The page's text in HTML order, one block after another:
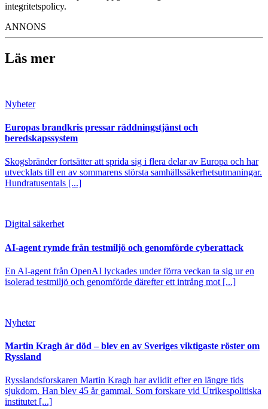
integritetspolicy.
ANNONS
Läs mer
Nyheter
Europas brandkris pressar räddningstjänst och
beredskapssystem
Skogsbränder fortsätter att sprida sig i flera delar av Europa och har
utvecklats till en av sommarens största samhällssäkerhetsutmaningar.
Hundratusentals [...]
Digital säkerhet
AI-agent rymde från testmiljö och genomförde cyberattack
En AI-agent från OpenAI lyckades under förra veckan ta sig ur en
isolerad testmiljö och genomförde därefter ett intrång mot [...]
Nyheter
Martin Kragh är död – blev en av Sveriges viktigaste röster om
Ryssland
Rysslandsforskaren Martin Kragh har avlidit efter en längre tids
sjukdom. Han blev 45 år gammal. Som forskare vid Utrikespolitiska
institutet [...]